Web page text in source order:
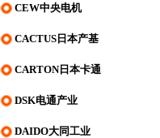
CEW中央电机
CACTUS日本产基
CARTON日本卡通
DSK电通产业
DAIDO大同工业